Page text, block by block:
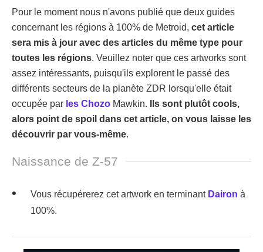
Pour le moment nous n'avons publié que deux guides
concernant les régions à 100% de Metroid, cet article
sera mis à jour avec des articles du même type pour
toutes les régions. Veuillez noter que ces artworks sont
assez intéressants, puisqu'ils explorent le passé des
différents secteurs de la planète ZDR lorsqu'elle était
occupée par les Chozo Mawkin.
Ils sont plutôt cools,
alors point de spoil dans cet article, on vous laisse les
découvrir par vous-même.
Naissance de Z-57
Vous récupérerez cet artwork en terminant Dairon à
100%.